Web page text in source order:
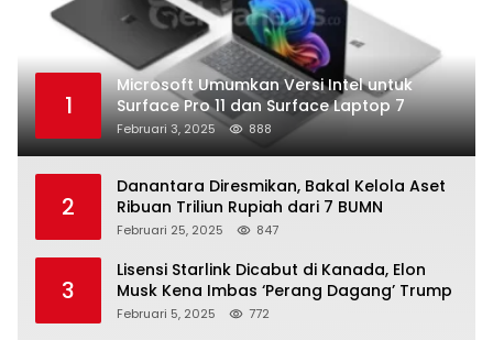
1
Microsoft Umumkan Versi Intel untuk
Surface Pro 11 dan Surface Laptop 7
Februari 3, 2025 888
2
Danantara Diresmikan, Bakal Kelola Aset
Ribuan Triliun Rupiah dari 7 BUMN
Februari 25, 2025 847
3
Lisensi Starlink Dicabut di Kanada, Elon
Musk Kena Imbas ‘Perang Dagang’ Trump
Februari 5, 2025 772